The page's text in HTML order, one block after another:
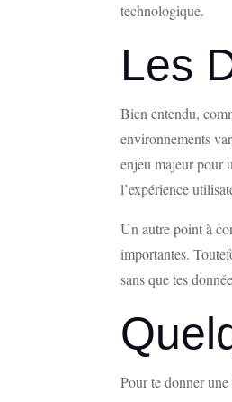
technologique.
Les
Bien entendu,
environnements
enjeu majeur pour
l’expérience
Un autre point à
importantes.
sans que tes
Pour te donner